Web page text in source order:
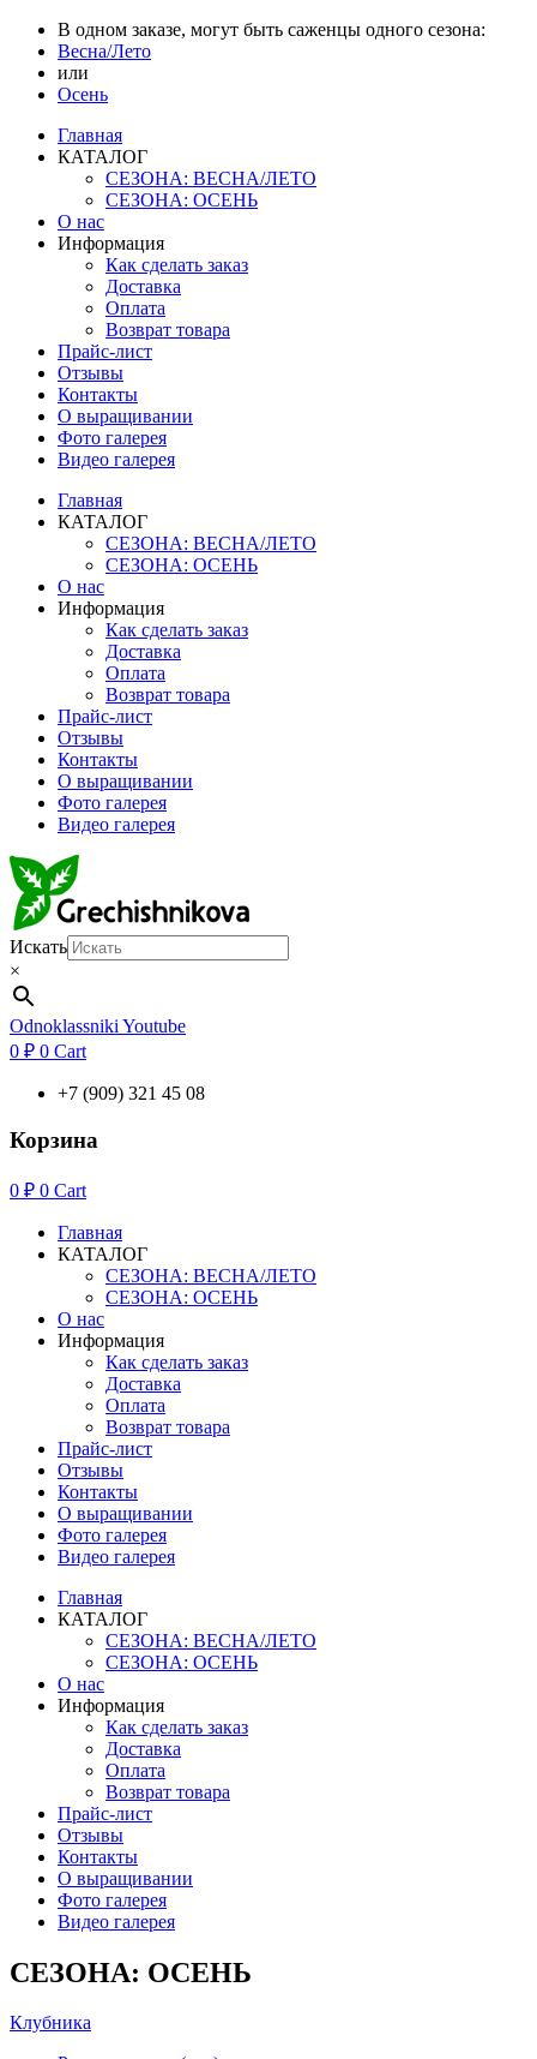
В одном заказе, могут быть саженцы одного сезона:
Весна/Лето
или
Осень
Главная
КАТАЛОГ
СЕЗОНА: ВЕСНА/ЛЕТО
СЕЗОНА: ОСЕНЬ
О нас
Информация
Как сделать заказ
Доставка
Оплата
Возврат товара
Прайс-лист
Отзывы
Контакты
О выращивании
Фото галерея
Видео галерея
Главная
КАТАЛОГ
СЕЗОНА: ВЕСНА/ЛЕТО
СЕЗОНА: ОСЕНЬ
О нас
Информация
Как сделать заказ
Доставка
Оплата
Возврат товара
Прайс-лист
Отзывы
Контакты
О выращивании
Фото галерея
Видео галерея
Искать
×
Odnoklassniki Youtube
0 ₽ 0 Cart
+7 (909) 321 45 08
Корзина
0 ₽ 0 Cart
Главная
КАТАЛОГ
СЕЗОНА: ВЕСНА/ЛЕТО
СЕЗОНА: ОСЕНЬ
О нас
Информация
Как сделать заказ
Доставка
Оплата
Возврат товара
Прайс-лист
Отзывы
Контакты
О выращивании
Фото галерея
Видео галерея
Главная
КАТАЛОГ
СЕЗОНА: ВЕСНА/ЛЕТО
СЕЗОНА: ОСЕНЬ
О нас
Информация
Как сделать заказ
Доставка
Оплата
Возврат товара
Прайс-лист
Отзывы
Контакты
О выращивании
Фото галерея
Видео галерея
СЕЗОНА: ОСЕНЬ
Клубника